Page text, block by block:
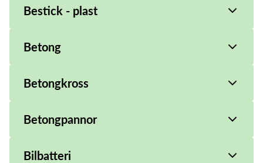
Bestick - plast
Betong
Betongkross
Betongpannor
Bilbatteri